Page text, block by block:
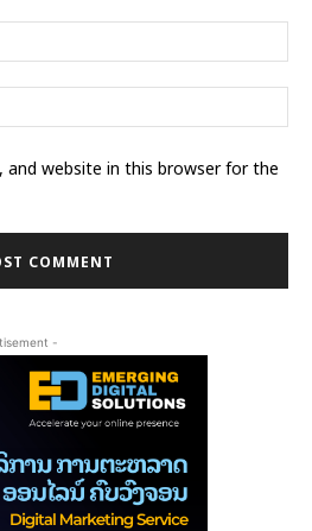
and website in this browser for the
-